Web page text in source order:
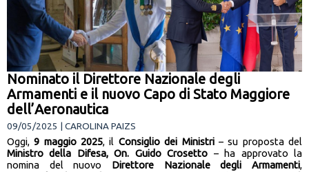
Nominato il Direttore Nazionale degli
Armamenti e il nuovo Capo di Stato Maggiore
dell’Aeronautica
09/05/2025 | CAROLINA PAIZS
Oggi,9 maggio 2025, il Consiglio dei Ministri– su proposta del
Ministro della Difesa, On. Guido Crosetto – ha approvato la
nomina del nuovo Direttore Nazionale degli Armamenti,